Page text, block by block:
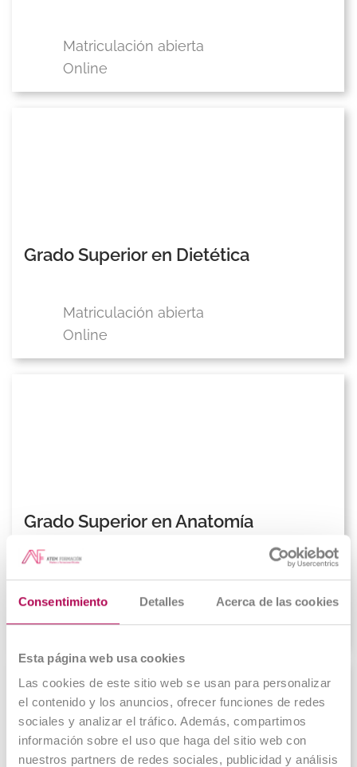
Consentimiento Detalles Acerca de las cookies
Esta página web usa cookies
Las cookies de este sitio web se usan para personalizar
el contenido y los anuncios, ofrecer funciones de redes
sociales y analizar el tráfico. Además, compartimos
información sobre el uso que haga del sitio web con
nuestros partners de redes sociales, publicidad y análisis
Matriculación abierta
Online
Grado Superior en Dietética
Matriculación abierta
Online
Grado Superior en Anatomía
Matriculación abierta
Online